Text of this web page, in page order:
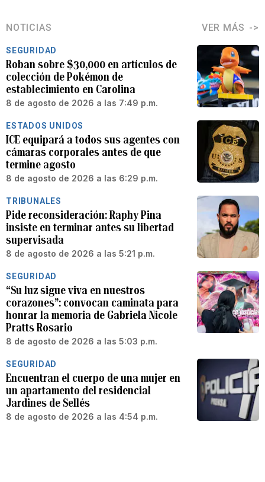
NOTICIAS VER MÁS
SEGURIDAD
Roban sobre $30,000 en artículos de
colección de Pokémon de
establecimiento en Carolina
8 de agosto de 2026 a las 7:49 p.m.
ESTADOS UNIDOS
ICE equipará a todos sus agentes con
cámaras corporales antes de que
termine agosto
8 de agosto de 2026 a las 6:29 p.m.
TRIBUNALES
Pide reconsideración: Raphy Pina
insiste en terminar antes su libertad
supervisada
8 de agosto de 2026 a las 5:21 p.m.
SEGURIDAD
“Su luz sigue viva en nuestros
corazones”: convocan caminata para
honrar la memoria de Gabriela Nicole
Pratts Rosario
8 de agosto de 2026 a las 5:03 p.m.
SEGURIDAD
Encuentran el cuerpo de una mujer en
un apartamento del residencial
Jardines de Sellés
8 de agosto de 2026 a las 4:54 p.m.